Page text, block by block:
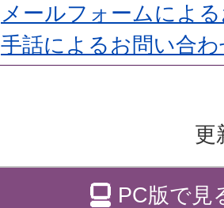
メールフォームによ
手話によるお問い合
更
PC版で見